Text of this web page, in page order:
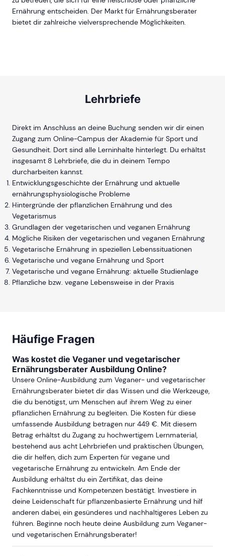
Ernährung entscheiden. Der Markt für Ernährungsberater
bietet dir zahlreiche vielversprechende Möglichkeiten.
Lehrbriefe
Direkt im Anschluss an deine Buchung senden wir dir einen
Zugang zum Online-Campus der Akademie für Sport und
Gesundheit. Dort sind alle Lerninhalte hinterlegt. Du erhältst
insgesamt 8 Lehrbriefe, die du in deinem Tempo
durcharbeiten kannst.
Entwicklungsgeschichte der Ernährung und aktuelle
ernährungsphysiologische Probleme
Hintergründe der pflanzlichen Ernährung und des
Vegetarismus
Grundlagen der vegetarischen und veganen Ernährung
Mögliche Risiken der vegetarischen und veganen Ernährung
Vegetarische Ernährung in speziellen Lebenssituationen
Vegetarische und vegane Ernährung und Sport
Vegetarische und vegane Ernährung: aktuelle Studienlage
Pflanzliche bzw. vegane Lebensweise in der Praxis
Häufige Fragen
Was kostet die Veganer und vegetarischer
Ernährungsberater Ausbildung Online?
Unsere Online-Ausbildung zum Veganer- und vegetarischer
Ernährungsberater bietet dir das Wissen und die Werkzeuge,
die du benötigst, um Menschen auf ihrem Weg zu einer
pflanzlichen Ernährung zu begleiten. Die Kosten für diese
umfassende Ausbildung betragen nur 449 €. Mit diesem
Betrag erhältst du Zugang zu hochwertigem Lernmaterial,
bestehend aus acht Lehrbriefen und praktischen Übungen,
die dir helfen, dich zum Experten für vegane und
vegetarische Ernährung zu entwickeln. Am Ende der
Ausbildung erhältst du ein Zertifikat, das deine
Fachkenntnisse und Kompetenzen bestätigt. Investiere in
deine Leidenschaft für pflanzenbasierte Ernährung und hilf
anderen dabei, ein gesünderes und nachhaltigeres Leben zu
führen. Beginne noch heute deine Ausbildung zum Veganer-
und vegetarischen Ernährungsberater!